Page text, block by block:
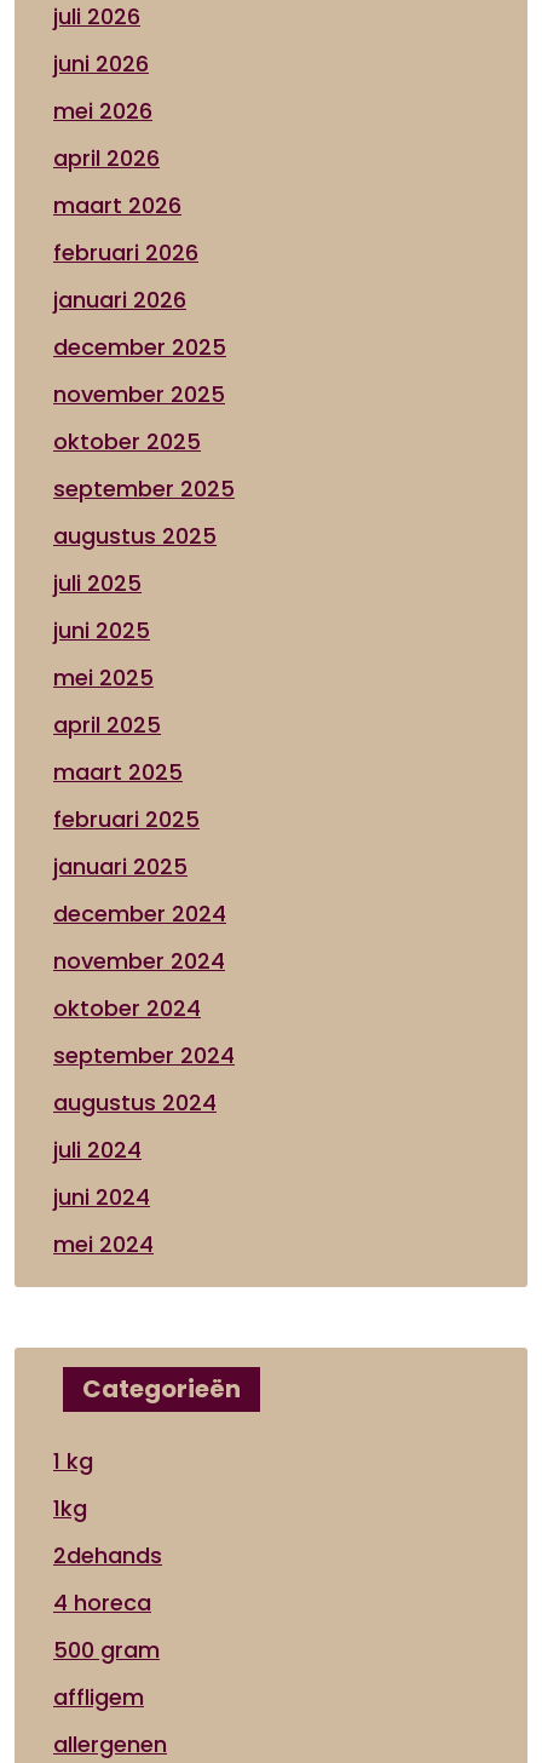
juli 2026
juni 2026
mei 2026
april 2026
maart 2026
februari 2026
januari 2026
december 2025
november 2025
oktober 2025
september 2025
augustus 2025
juli 2025
juni 2025
mei 2025
april 2025
maart 2025
februari 2025
januari 2025
december 2024
november 2024
oktober 2024
september 2024
augustus 2024
juli 2024
juni 2024
mei 2024
Categorieën
1 kg
1kg
2dehands
4 horeca
500 gram
affligem
allergenen